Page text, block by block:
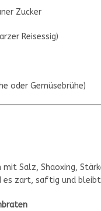
Zucker
Reisessig)
oder Gemüsebrühe)
mit Salz, Shaoxing,
es zart, saftig und